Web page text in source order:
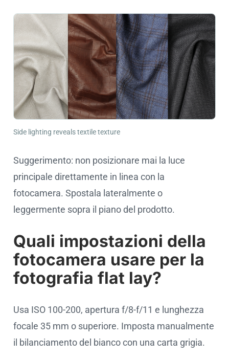
Side lighting reveals textile texture
Suggerimento: non posizionare mai la luce
principale direttamente in linea con la
fotocamera. Spostala lateralmente o
leggermente sopra il piano del prodotto.
Quali impostazioni della
fotocamera usare per la
fotografia flat lay?
Usa ISO 100-200, apertura f/8-f/11 e lunghezza
focale 35 mm o superiore. Imposta manualmente
il bilanciamento del bianco con una carta grigia.